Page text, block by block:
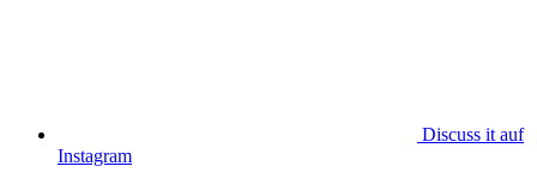
Discuss it auf
Instagram